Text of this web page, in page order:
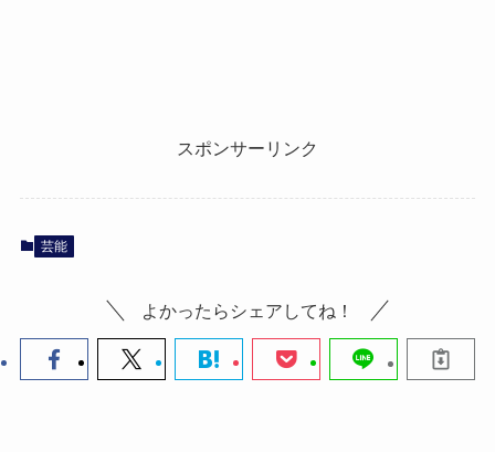
スポンサーリンク
芸能
よかったらシェアしてね！